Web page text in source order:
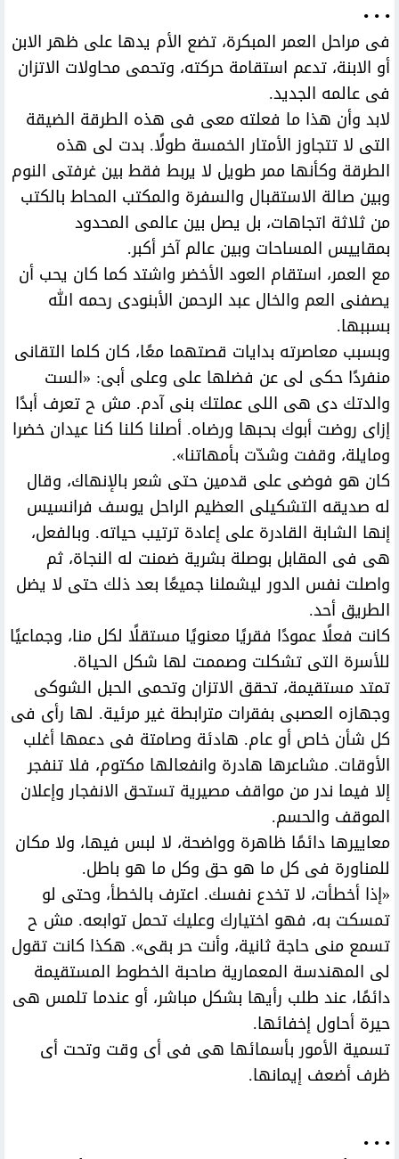
• • •
فى مراحل العمر المبكرة، تضع الأم يدها على ظهر الابن
أو الابنة، تدعم استقامة حركته، وتحمى محاولات الاتزان
فى عالمه الجديد.
لابد وأن هذا ما فعلته معى فى هذه الطرقة الضيقة
التى لا تتجاوز الأمتار الخمسة طولًا. بدت لى هذه
الطرقة وكأنها ممر طويل لا يربط فقط بين غرفتى النوم
وبين صالة الاستقبال والسفرة والمكتب المحاط بالكتب
من ثلاثة اتجاهات، بل يصل بين عالمى المحدود
بمقاييس المساحات وبين عالم آخر أكبر.
مع العمر، استقام العود الأخضر واشتد كما كان يحب أن
يصفنى العم والخال عبد الرحمن الأبنودى رحمه الله
بسببها.
وبسبب معاصرته بدايات قصتهما معًا، كان كلما التقانى
منفردًا حكى لى عن فضلها على وعلى أبى: «الست
والدتك دى هى اللى عملتك بنى آدم. مش ح تعرف أبدًا
إزاى روضت أبوك بحبها ورضاه. أصلنا كلنا كنا عيدان خضرا
ومايلة، وقفت وشدّت بأمهاتنا».
كان هو فوضى على قدمين حتى شعر بالإنهاك، وقال
له صديقه التشكيلى العظيم الراحل يوسف فرانسيس
إنها الشابة القادرة على إعادة ترتيب حياته. وبالفعل،
هى فى المقابل بوصلة بشرية ضمنت له النجاة، ثم
واصلت نفس الدور ليشملنا جميعًا بعد ذلك حتى لا يضل
الطريق أحد.
كانت فعلًا عمودًا فقريًا معنويًا مستقلًا لكل منا، وجماعيًا
للأسرة التى تشكلت وصممت لها شكل الحياة.
تمتد مستقيمة، تحقق الاتزان وتحمى الحبل الشوكى
وجهازه العصبى بفقرات مترابطة غير مرئية. لها رأى فى
كل شأن خاص أو عام. هادئة وصامتة فى دعمها أغلب
الأوقات. مشاعرها هادرة وانفعالها مكتوم، فلا تنفجر
إلا فيما ندر من مواقف مصيرية تستحق الانفجار وإعلان
الموقف والحسم.
معاييرها دائمًا ظاهرة وواضحة، لا لبس فيها، ولا مكان
للمناورة فى كل ما هو حق وكل ما هو باطل.
«إذا أخطأت، لا تخدع نفسك. اعترف بالخطأ، وحتى لو
تمسكت به، فهو اختيارك وعليك تحمل توابعه. مش ح
تسمع منى حاجة ثانية، وأنت حر بقى». هكذا كانت تقول
لى المهندسة المعمارية صاحبة الخطوط المستقيمة
دائمًا، عند طلب رأيها بشكل مباشر، أو عندما تلمس هى
حيرة أحاول إخفائها.
تسمية الأمور بأسمائها هى فى أى وقت وتحت أى
ظرف أضعف إيمانها.
• • •